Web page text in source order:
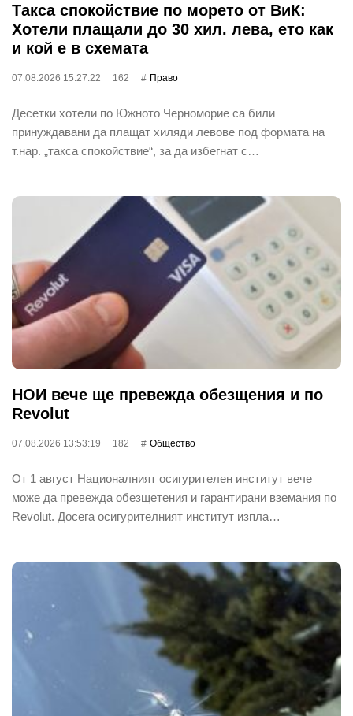
Такса спокойствие по морето от ВиК:
Хотели плащали до 30 хил. лева, ето как
и кой е в схемата
07.08.2026 15:27:22 162 Право
Десетки хотели по Южното Черноморие са били
принуждавани да плащат хиляди левове под формата на
т.нар. „такса спокойствие“, за да избегнат с…
НОИ вече ще превежда обезщения и по
Revolut
07.08.2026 13:53:19 182 Общество
От 1 август Националният осигурителен институт вече
може да превежда обезщетения и гарантирани вземания по
Revolut. Досега осигурителният институт изпла…